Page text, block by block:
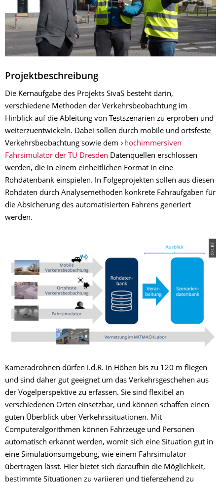
Projektbeschreibung
Die Kernaufgabe des Projekts SivaS besteht darin,
verschiedene Methoden der Verkehrsbeobachtung im
Hinblick auf die Ableitung von Testszenarien zu erproben und
weiterzuentwickeln. Dabei sollen durch mobile und ortsfeste
Verkehrsbeobachtung sowie dem
hochimmersiven
Fahrsimulator der TU Dresden Datenquellen erschlossen
werden, die in einem einheitlichen Format in eine
Rohdatenbank einspielen. In Folgeprojekten sollen aus diesen
Rohdaten durch Analysemethoden konkrete Fahraufgaben für
die Absicherung des automatisierten Fahrens generiert
werden.
© LKT
Kameradrohnen dürfen i.d.R. in Höhen bis zu 120 m fliegen
und sind daher gut geeignet um das Verkehrsgeschehen aus
der Vogelperspektive zu erfassen. Sie sind flexibel an
verschiedenen Orten einsetzbar, und können schaffen einen
guten Überblick über Verkehrssituationen. Mit
Computeralgorithmen können Fahrzeuge und Personen
automatisch erkannt werden, womit sich eine Situation gut in
eine Simulationsumgebung, wie einem Fahrsimulator
übertragen lässt. Hier bietet sich daraufhin die Möglichkeit,
bestimmte Situationen zu variieren und tiefergehend zu